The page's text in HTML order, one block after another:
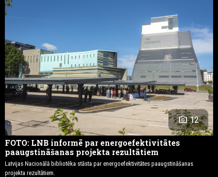
photo_camera 12
FOTO: LNB informē par energoefektivitātes
paaugstināšanas projekta rezultātiem
Latvijas Nacionālā bibliotēka stāsta par energoefektivitātes paaugstināšanas
projekta rezultātiem.